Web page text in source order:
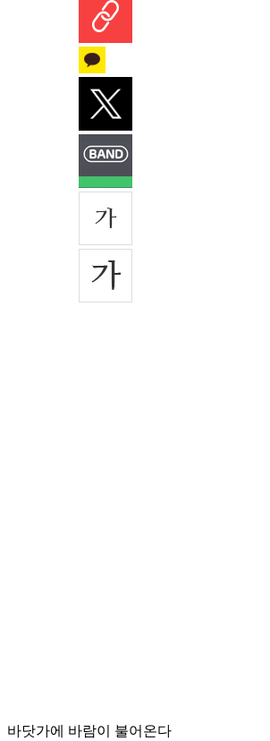
바닷가에 바람이 불어온다